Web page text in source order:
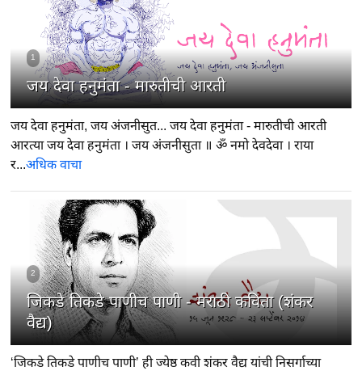
1
जय देवा हनुमंता - मारुतीची आरती
जय देवा हनुमंता, जय अंजनीसुत... जय देवा हनुमंता - मारुतीची आरती
आरत्या जय देवा हनुमंता । जय अंजनीसुता ॥ ॐ नमो देवदेवा । राया
र...अधिक वाचा
2
जिकडे तिकडे पाणीच पाणी - मराठी कविता (शंकर
वैद्य)
‘जिकडे तिकडे पाणीच पाणी’ ही ज्येष्ठ कवी शंकर वैद्य यांची निसर्गाच्या